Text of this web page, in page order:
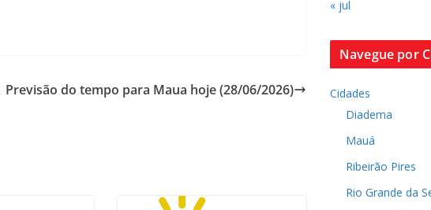
Previsão do tempo para Maua hoje (28/06/2026)
« jul
Navegue por
Cidades
Diadema
Mauá
Ribeirão Pires
Rio Grande da